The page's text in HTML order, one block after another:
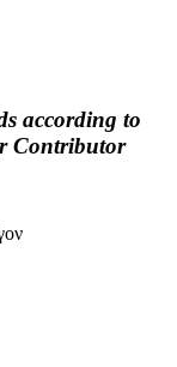
according to
Contributor